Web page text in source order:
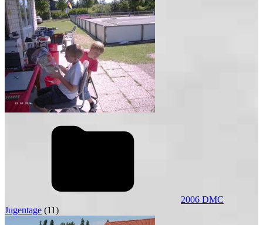
2006 DMC
Jugentage (11)